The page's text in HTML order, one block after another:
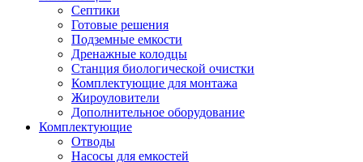
Септики
Готовые решения
Подземные емкости
Дренажные колодцы
Станция биологической очистки
Комплектующие для монтажа
Жироуловители
Дополнительное оборудование
Комплектующие
Отводы
Насосы для емкостей